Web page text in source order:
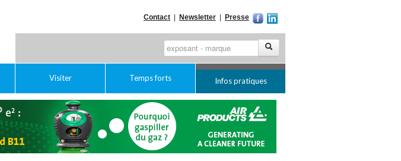
Contact Newsletter Presse
Visiter Temps forts Infos pratiques